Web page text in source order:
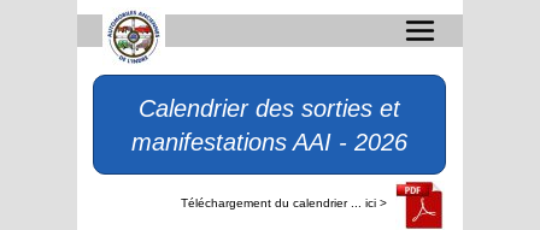
Calendrier des sorties et
manifestations AAI - 2026
Téléchargement du calendrier ... ici >